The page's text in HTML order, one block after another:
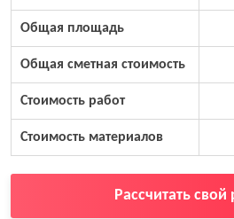
Общая площадь
Общая сметная стоимость
Стоимость работ
Стоимость материалов
Рассчитать